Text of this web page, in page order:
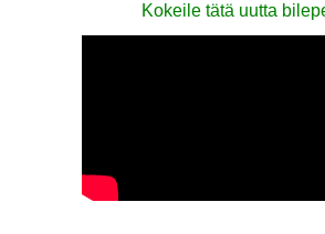
Kokeile tätä uutta